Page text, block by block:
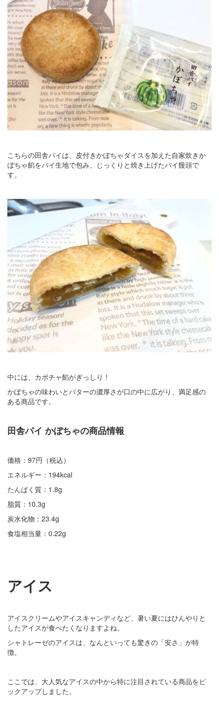
こちらの田舎パイは、皮付きかぼちゃダイスを加えた自家炊きか
ぼちゃ餡をパイ生地で包み、じっくりと焼き上げたパイ饅頭で
す。
中には、カボチャ餡がぎっしり！
かぼちゃの味わいとバターの濃厚さが口の中に広がり、満足感の
ある商品です。
田舎パイ かぼちゃの商品情報
価格：97円（税込）
エネルギー：194kcal
たんぱく質：1.8g
脂質：10.3g
炭水化物：23.4g
食塩相当量：0.22g
アイス
アイスクリームやアイスキャンディなど、暑い夏にはひんやりと
したアイスが食べたくなりますよね。
シャトレーゼのアイスは、なんといっても驚きの「安さ」が特
徴。
ここでは、大人気なアイスの中から特に注目されている商品をピ
ックアップしました。